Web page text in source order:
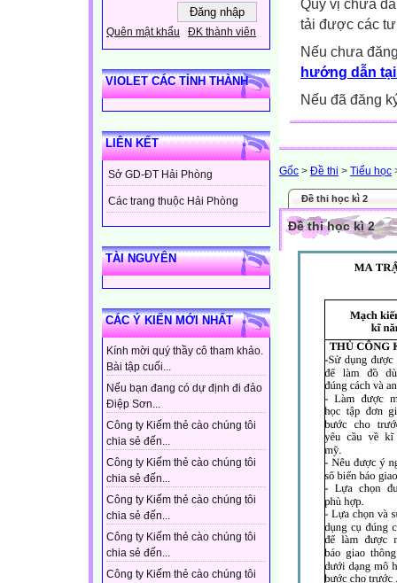
Quên mật khẩu ĐK thành viên
VIOLET CÁC TỈNH THÀNH
LIÊN KẾT
Sở GD-ĐT Hải Phòng
Các trang thuộc Hải Phòng
TÀI NGUYÊN
CÁC Ý KIẾN MỚI NHẤT
Kính mời quý thầy cô tham khảo.
Bài tập cuối...
Nếu bạn đang có dự định đi đảo
Điệp Sơn...
Công ty Kiếm thẻ cào chúng tôi
chia sẻ đến...
Công ty Kiếm thẻ cào chúng tôi
chia sẻ đến...
Công ty Kiếm thẻ cào chúng tôi
chia sẻ đến...
Công ty Kiếm thẻ cào chúng tôi
chia sẻ đến...
Công ty Kiếm thẻ cào chúng tôi
Quý vị chưa
tải được các
Nếu chưa
hướng dẫn
Nếu đã đăng
Gốc > Đề thi > Tiểu học
Đề thi học kì 2
Đề thi học kì 2